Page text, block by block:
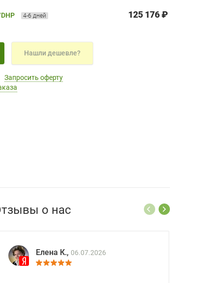
4-6 дней 125 176 ₽
Нашли дешевле?
Запросить оферту
о нас
Елена К., 06.07.2026